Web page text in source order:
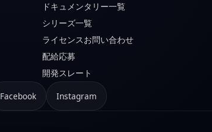
ドキュメンタリー一覧
シリーズ一覧
ライセンスお問い合わせ
配給応募
開発スレート
Facebook Instagram